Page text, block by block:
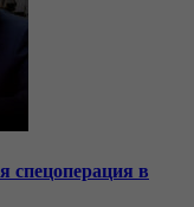
спецоперация в